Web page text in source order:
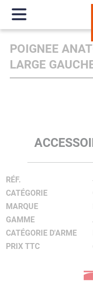
POIGNEE
LARGE
RÉF.
CATÉGORIE
MARQUE
GAMME
CATÉGORIE D'ARME
PRIX TTC